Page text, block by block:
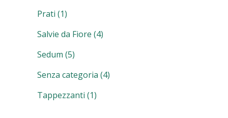
Prati (1)
Salvie da Fiore (4)
Sedum (5)
Senza categoria (4)
Tappezzanti (1)